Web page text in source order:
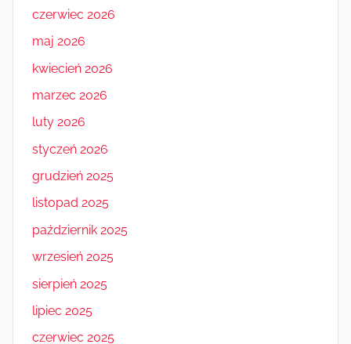
czerwiec 2026
maj 2026
kwiecień 2026
marzec 2026
luty 2026
styczeń 2026
grudzień 2025
listopad 2025
październik 2025
wrzesień 2025
sierpień 2025
lipiec 2025
czerwiec 2025